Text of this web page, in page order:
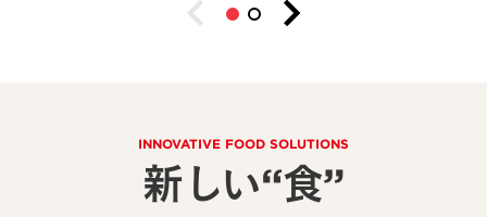
INNOVATIVE FOOD SOLUTIONS
新しい“食”